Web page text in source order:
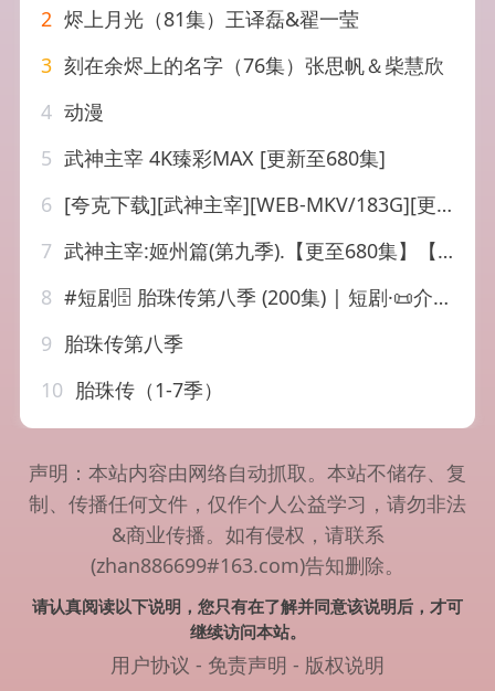
2 烬上月光（81集）王译磊&翟一莹
3 刻在余烬上的名字（76集）张思帆＆柴慧欣
4 动漫
5 武神主宰 4K臻彩MAX [更新至680集]
6 [夸克下载][武神主宰][WEB-MKV/183G][更新至668集][国语中字][4K][SDR-臻彩][2026最新]
7 武神主宰:姬州篇(第九季).【更至680集】【国漫】|
8 #短剧🗄 胎珠传第八季 (200集) | 短剧·📜介绍：2026年08月06日最新热门抖音快手百度番茄红果等付费短剧推荐 / 每日同步更新！胎珠传第八季·💾夸克网盘·📁 大小：2.9 GB🏷 标签：#胎珠传第八季 #短剧⬇️【评论区可搜索】 | 🔍网盘专搜
9 胎珠传第八季
10 胎珠传（1-7季）
声明：本站内容由网络自动抓取。本站不储存、复
制、传播任何文件，仅作个人公益学习，请勿非法
&商业传播。如有侵权，请联系
(zhan886699#163.com)告知删除。
请认真阅读以下说明，您只有在了解并同意该说明后，才可
继续访问本站。
用户协议 - 免责声明 - 版权说明